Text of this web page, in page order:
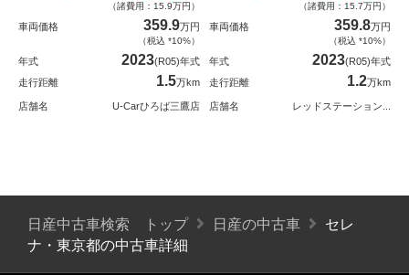
（諸費用：15.9万円）
車両価格 359.9万円
（税込 *10%）
年式 2023(R05)年式
走行距離
1.5万km
店舗名 U-Carひろば三鷹店
（諸費用：15.7万円）
車両価格 359.8万円
（税込 *10%）
年式 2023(R05)年式
走行距離
1.2万km
店舗名 レッドステーション...
日産中古車検索 トップ 日産の中古車
セレ
ナ・東京都の中古車詳細